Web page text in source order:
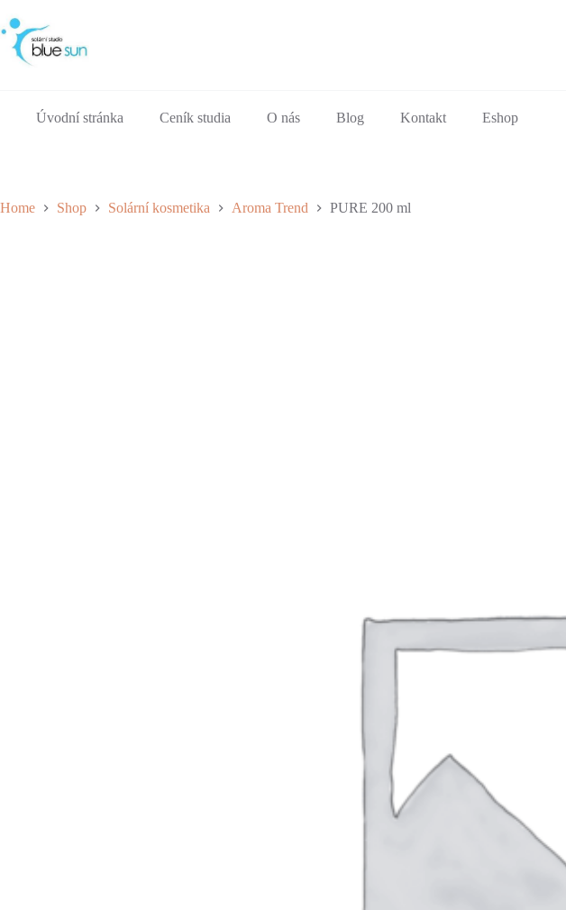
to
content
Úvodní stránka Ceník studia O nás Blog Kontakt Eshop
Home Shop Solární kosmetika Aroma Trend PURE 200 ml